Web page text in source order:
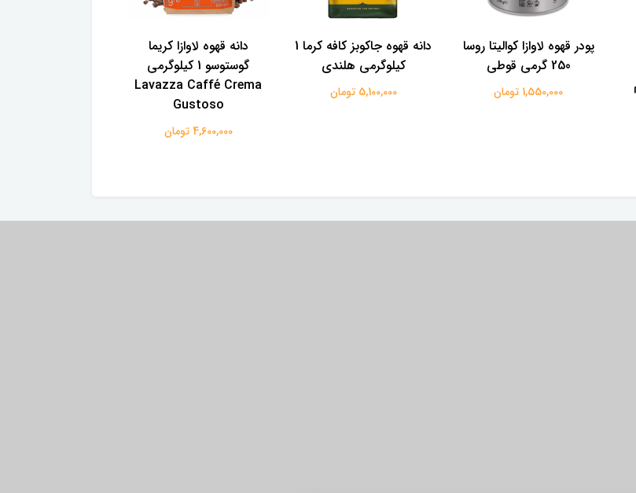
پودر قهوه لاوازا کوالیتا روسا
250 گرمی قوطی
1,550,000 تومان
دانه قهوه جاکوبز کافه کرما 1
کیلوگرمی هلندی
5,100,000 تومان
دانه قهوه لاوازا کریما
گوستوسو 1 کیلوگرمی
Lavazza Caffé Crema
Gustoso
4,600,000 تومان